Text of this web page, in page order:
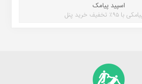
اسپید پیامک
۹۵٪ تخفیف خرید پنل